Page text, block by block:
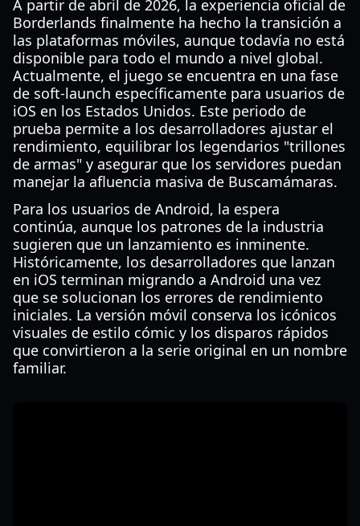
A partir de abril de 2026, la experiencia oficial de
Borderlands finalmente ha hecho la transición a
las plataformas móviles, aunque todavía no está
disponible para todo el mundo a nivel global.
Actualmente, el juego se encuentra en una fase
de soft-launch específicamente para usuarios de
iOS en los Estados Unidos. Este periodo de
prueba permite a los desarrolladores ajustar el
rendimiento, equilibrar los legendarios "trillones
de armas" y asegurar que los servidores puedan
manejar la afluencia masiva de Buscamámaras.
Para los usuarios de Android, la espera
continúa, aunque los patrones de la industria
sugieren que un lanzamiento es inminente.
Históricamente, los desarrolladores que lanzan
en iOS terminan migrando a Android una vez
que se solucionan los errores de rendimiento
iniciales. La versión móvil conserva los icónicos
visuales de estilo cómic y los disparos rápidos
que convirtieron a la serie original en un nombre
familiar.